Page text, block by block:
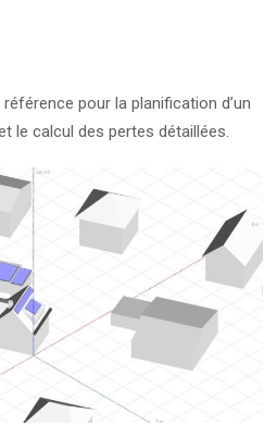
pour la planification d’un
le calcul des pertes détaillées.